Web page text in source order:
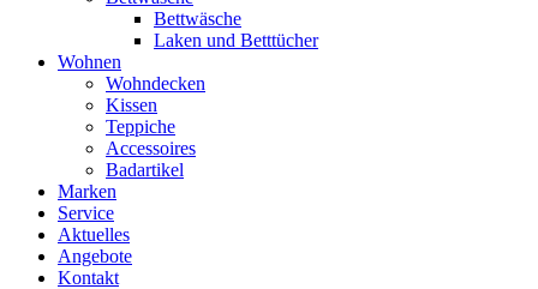
Bettwäsche
Laken und Betttücher
Wohnen
Wohndecken
Kissen
Teppiche
Accessoires
Badartikel
Marken
Service
Aktuelles
Angebote
Kontakt